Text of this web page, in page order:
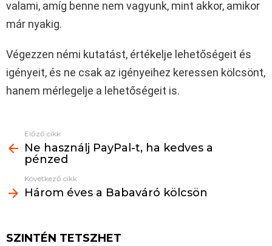
valami, amíg benne nem vagyunk, mint akkor, amikor
már nyakig.
Végezzen némi kutatást, értékelje lehetőségeit és
igényeit, és ne csak az igényeihez keressen kölcsönt,
hanem mérlegelje a lehetőségeit is.
more
Előző cikk
Ne használj PayPal-t, ha kedves a
pénzed
Következő cikk
Három éves a Babaváró kölcsön
SZINTÉN TETSZHET